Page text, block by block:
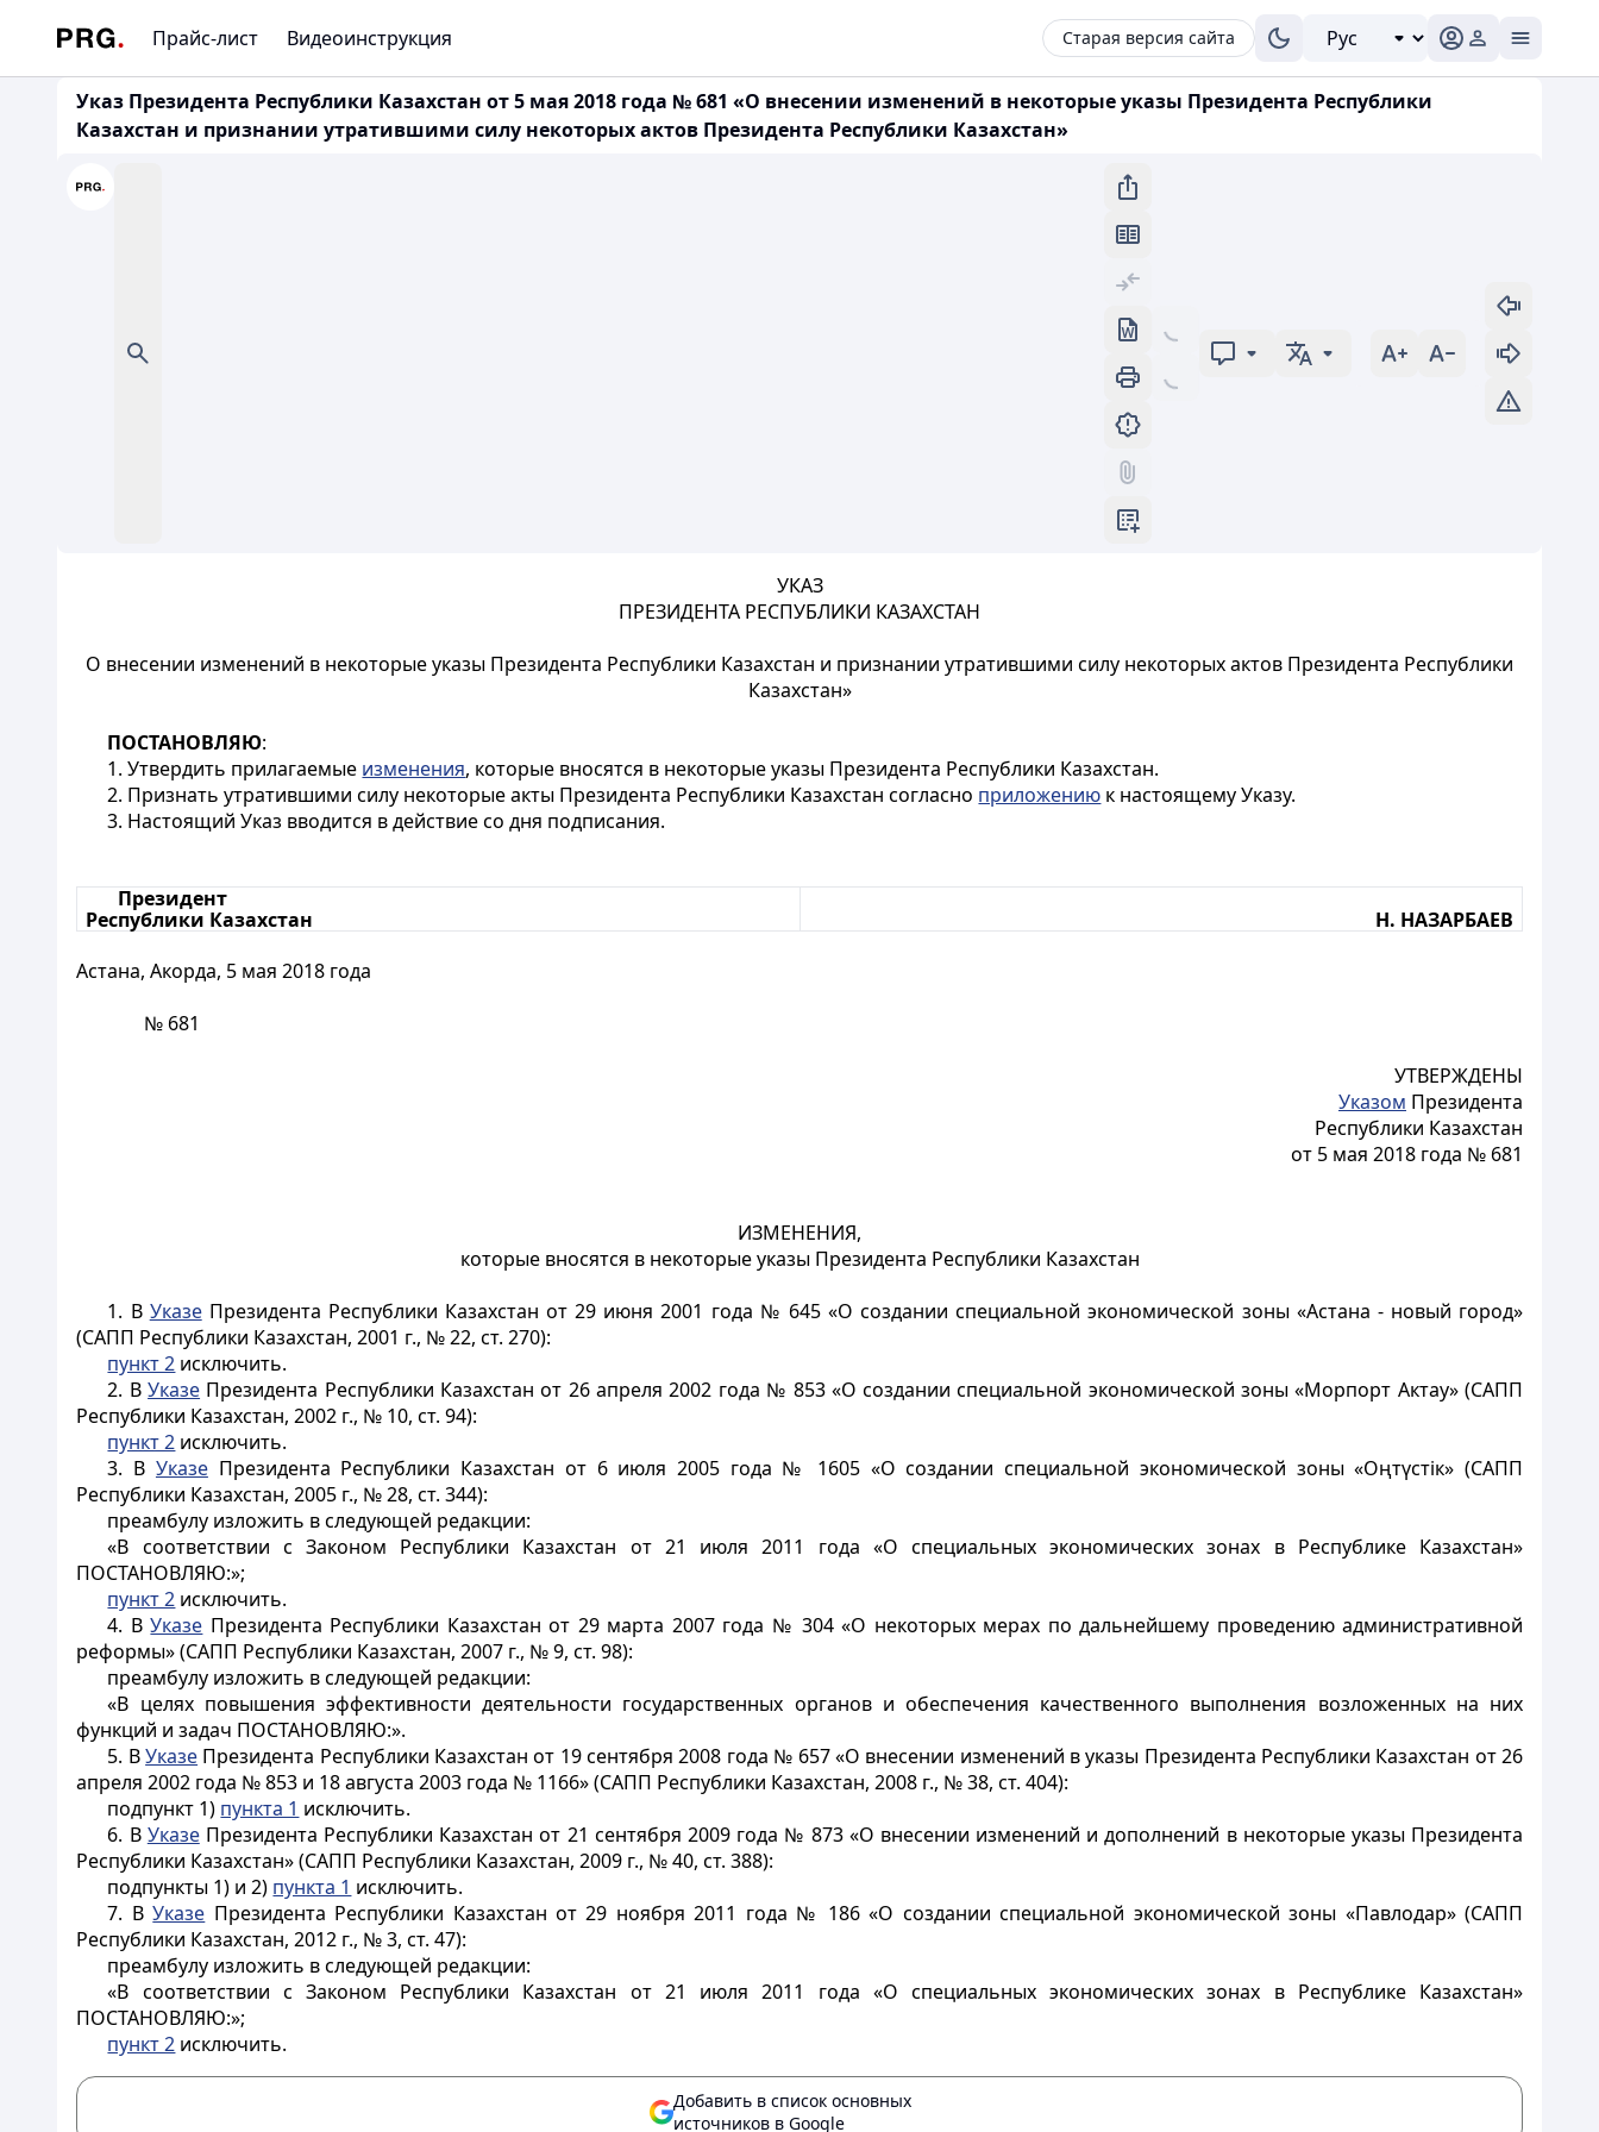
Прайс-лист Видеоинструкция Старая версия сайта
Указ Президента Республики Казахстан от 5 мая 2018 года № 681 «О внесении изменений в некоторые указы Президента Республики
Казахстан и признании утратившими силу некоторых актов Президента Республики Казахстан»
УКАЗ
ПРЕЗИДЕНТА РЕСПУБЛИКИ КАЗАХСТАН
О внесении изменений в некоторые указы Президента Республики Казахстан и признании утратившими силу некоторых актов Президента Республики
Казахстан»
ПОСТАНОВЛЯЮ:
1. Утвердить прилагаемые изменения, которые вносятся в некоторые указы Президента Республики Казахстан.
2. Признать утратившими силу некоторые акты Президента Республики Казахстан согласно приложению к настоящему Указу.
3. Настоящий Указ вводится в действие со дня подписания.
Президент
Республики Казахстан
Н. НАЗАРБАЕВ
Астана, Акорда, 5 мая 2018 года
№ 681
УТВЕРЖДЕНЫ
Указом Президента
Республики Казахстан
от 5 мая 2018 года № 681
ИЗМЕНЕНИЯ,
которые вносятся в некоторые указы Президента Республики Казахстан
1. В УказеПрезидента Республики Казахстан от 29 июня 2001 года № 645 «О создании специальной экономической зоны «Астана - новый город»
(САПП Республики Казахстан, 2001 г., № 22, ст. 270):
пункт 2 исключить.
2. ВУказе Президента Республики Казахстан от 26 апреля 2002 года № 853 «О создании специальной экономической зоны «Морпорт Актау» (САПП
Республики Казахстан, 2002 г., № 10, ст. 94):
пункт 2 исключить.
3. В УказеПрезидента Республики Казахстан от 6 июля 2005 года № 1605 «О создании специальной экономической зоны «Оңтүстiк» (САПП
Республики Казахстан, 2005 г., № 28, ст. 344):
преамбулу изложить в следующей редакции:
«В соответствии с Законом Республики Казахстан от 21 июля 2011 года «О специальных экономических зонах в Республике Казахстан»
ПОСТАНОВЛЯЮ:»;
пункт 2 исключить.
4. ВУказе Президента Республики Казахстан от 29 марта 2007 года № 304 «О некоторых мерах по дальнейшему проведению административной
реформы» (САПП Республики Казахстан, 2007 г., № 9, ст. 98):
преамбулу изложить в следующей редакции:
«В целях повышения эффективности деятельности государственных органов и обеспечения качественного выполнения возложенных на них
функций и задач ПОСТАНОВЛЯЮ:».
5. ВУказе Президента Республики Казахстан от 19 сентября 2008 года № 657 «О внесении изменений в указы Президента Республики Казахстан от 26
апреля 2002 года № 853 и 18 августа 2003 года № 1166» (САПП Республики Казахстан, 2008 г., № 38, ст. 404):
подпункт 1) пункта 1 исключить.
6. В УказеПрезидента Республики Казахстан от 21 сентября 2009 года № 873 «О внесении изменений и дополнений в некоторые указы Президента
Республики Казахстан» (САПП Республики Казахстан, 2009 г., № 40, ст. 388):
подпункты 1) и 2) пункта 1 исключить.
7. ВУказе Президента Республики Казахстан от 29 ноября 2011 года № 186 «О создании специальной экономической зоны «Павлодар» (САПП
Республики Казахстан, 2012 г., № 3, ст. 47):
преамбулу изложить в следующей редакции:
«В соответствии с Законом Республики Казахстан от 21 июля 2011 года «О специальных экономических зонах в Республике Казахстан»
ПОСТАНОВЛЯЮ:»;
пункт 2 исключить.
Добавить в список основных
источников в Google